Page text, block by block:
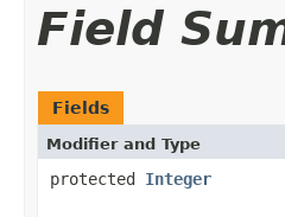
Field
Fields
Modifier and Type
protected Integer